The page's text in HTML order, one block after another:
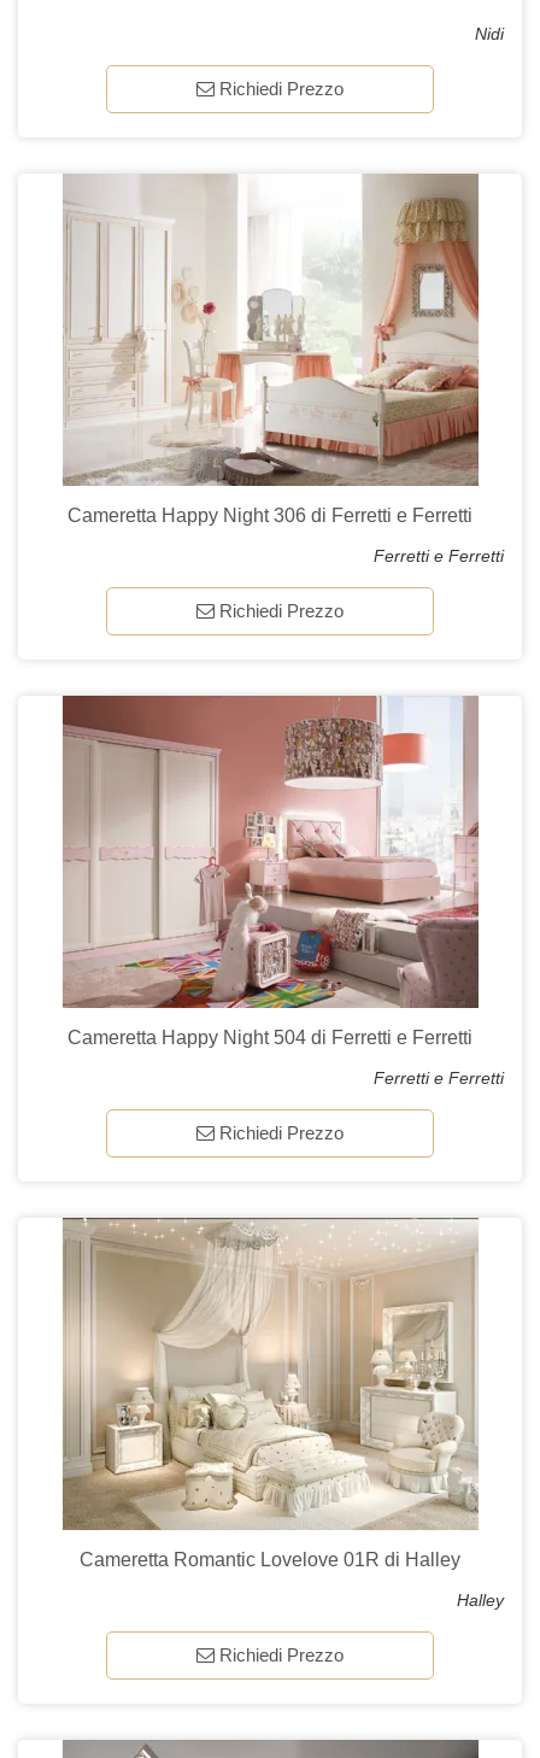
Nidi
Richiedi Prezzo
Cameretta Happy Night 306 di Ferretti e Ferretti
Ferretti e Ferretti
Richiedi Prezzo
Cameretta Happy Night 504 di Ferretti e Ferretti
Ferretti e Ferretti
Richiedi Prezzo
Cameretta Romantic Lovelove 01R di Halley
Halley
Richiedi Prezzo